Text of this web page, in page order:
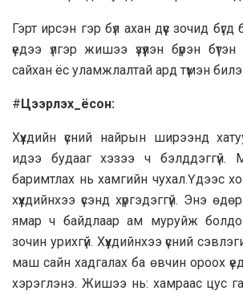
Гэрт ирсэн гэр бүл ахан дүүс зочид бүгд
үедээ үлгэр жишээ үзүүлэн бүрэн
сайхан ёс уламжлалтай ард түмэн
#Цээрлэх_ёсон:
Хүүхдийн үсний найрын ширээнд
идээ будааг хэзээ ч бэлддэггүй.
баримтлах нь хамгийн чухал.Үдээс
хүүхдийнхээ үсэнд хүргэдэггүй. Энэ
ямар ч байдлаар ам муруйж
зочин урихгүй. Хүүхдийнхээ үсний
маш сайн хадгалах ба өвчин ороох
хэрэглэнэ. Жишээ нь: хамраас цус